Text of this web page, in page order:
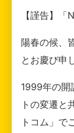
【謹告】
陽春の候、
とお慶び申
1999年の開
トの変遷と
トコム」で